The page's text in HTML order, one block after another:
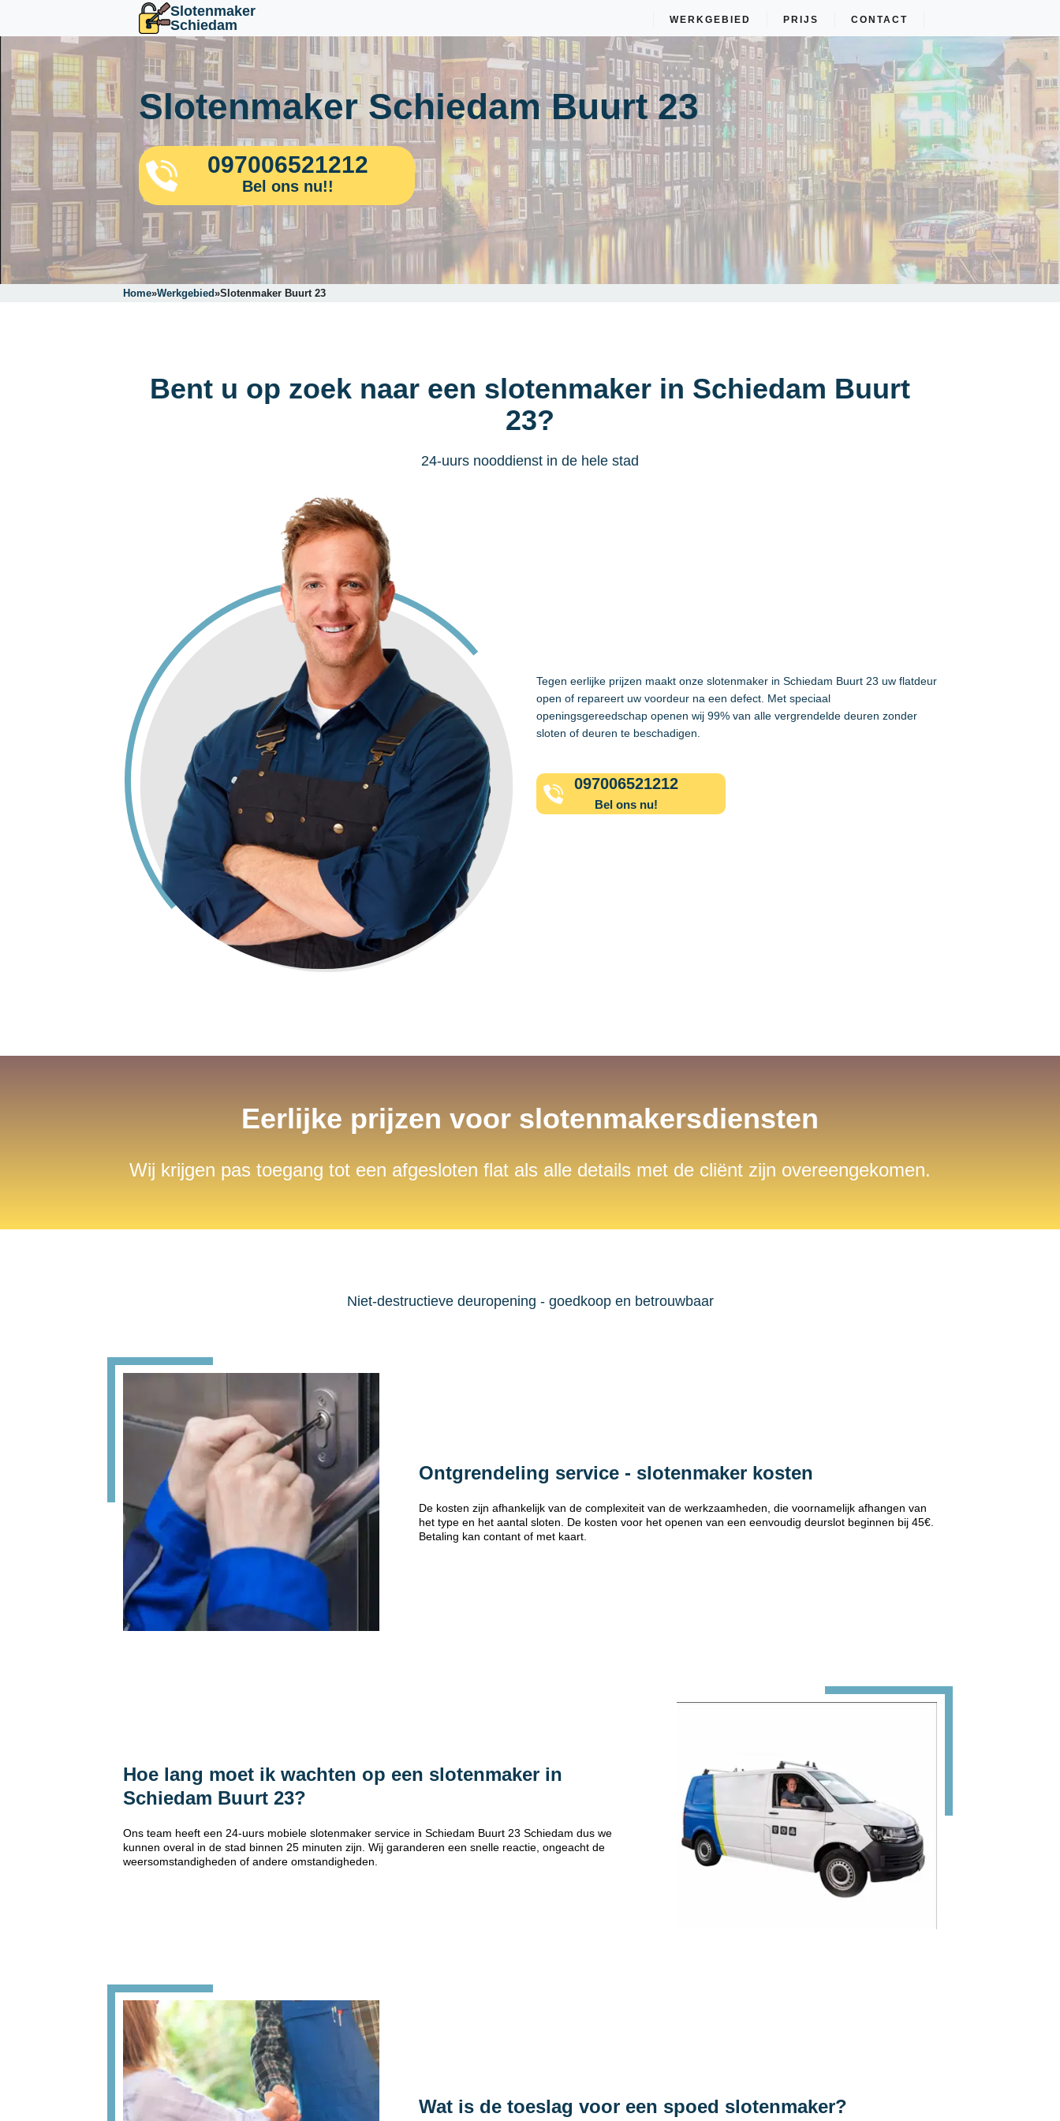
Slotenmaker
Schiedam
WERKGEBIED PRIJS CONTACT
Slotenmaker Schiedam Buurt 23
097006521212
Bel ons nu!!
Home»Werkgebied»Slotenmaker Buurt 23
Bent u op zoek naar een slotenmaker in Schiedam Buurt
23?
24-uurs nooddienst in de hele stad
Tegen eerlijke prijzen maakt onze slotenmaker in Schiedam Buurt 23 uw flatdeur
open of repareert uw voordeur na een defect. Met speciaal
openingsgereedschap openen wij 99% van alle vergrendelde deuren zonder
sloten of deuren te beschadigen.
097006521212
Bel ons nu!
Eerlijke prijzen voor slotenmakersdiensten
Wij krijgen pas toegang tot een afgesloten flat als alle details met de cliënt zijn overeengekomen.
Niet-destructieve deuropening - goedkoop en betrouwbaar
Ontgrendeling service - slotenmaker kosten
De kosten zijn afhankelijk van de complexiteit van de werkzaamheden, die voornamelijk afhangen van
het type en het aantal sloten. De kosten voor het openen van een eenvoudig deurslot beginnen bij 45€.
Betaling kan contant of met kaart.
Hoe lang moet ik wachten op een slotenmaker in
Schiedam Buurt 23?
Ons team heeft een 24-uurs mobiele slotenmaker service in Schiedam Buurt 23 Schiedam dus we
kunnen overal in de stad binnen 25 minuten zijn. Wij garanderen een snelle reactie, ongeacht de
weersomstandigheden of andere omstandigheden.
Wat is de toeslag voor een spoed slotenmaker?